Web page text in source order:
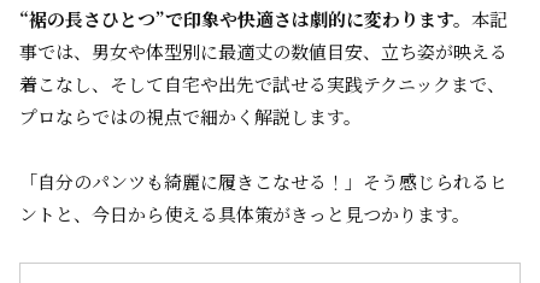
“裾の長さひとつ”で印象や快適さは劇的に変わります。 本記
事では、男女や体型別に最適丈の数値目安、立ち姿が映える
着こなし、そして自宅や出先で試せる実践テクニックまで、
プロならではの視点で細かく解説します。
「自分のパンツも綺麗に履きこなせる！」そう感じられるヒ
ントと、今日から使える具体策がきっと見つかります。